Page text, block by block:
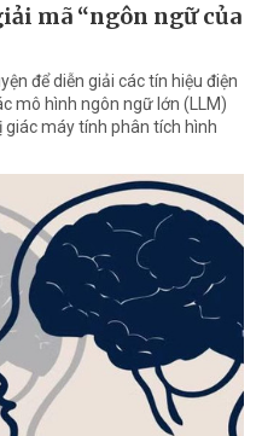
mã “ngôn ngữ của
để diễn giải các tín hiệu điện
mô hình ngôn ngữ lớn (LLM)
máy tính phân tích hình